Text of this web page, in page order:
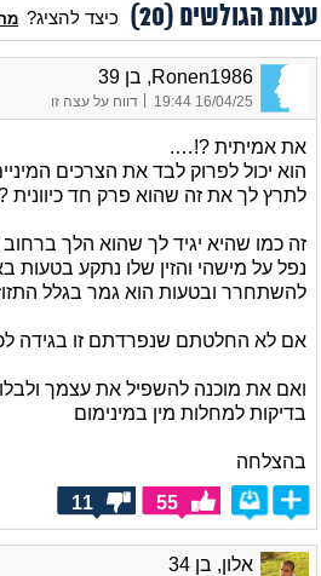
עצות הגולשים (20
) כיצד להציג?
Ronen1986, בן 39
16/04/25 19:44 דווח על עצה זו
את אמיתית ?!….
הוא יכול לפרוק לבד את הצרכים
לתרץ לך את זה שהוא פרק חד כיוונית
זה כמו שהיא יגיד לך שהוא הלך
נפל על מישהי והזין שלו נתקע בטעות
להשתחרר ובטעות הוא גמר בגלל
אם לא החלטתם שנפרדתם זו בגידה
ואם את מוכנה להשפיל את עצמך
בדיקות למחלות מין במינימום
בהצלחה
55
11
אלון, בן 34